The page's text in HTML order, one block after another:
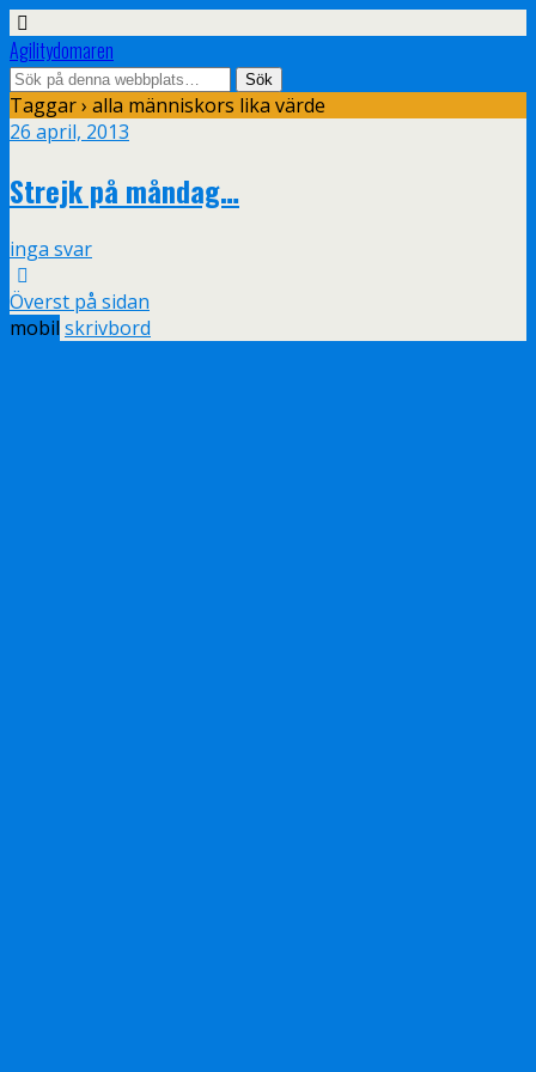
Agilitydomaren
Taggar › alla människors lika värde
26 april, 2013
Strejk på måndag…
inga svar
Överst på sidan
mobil skrivbord